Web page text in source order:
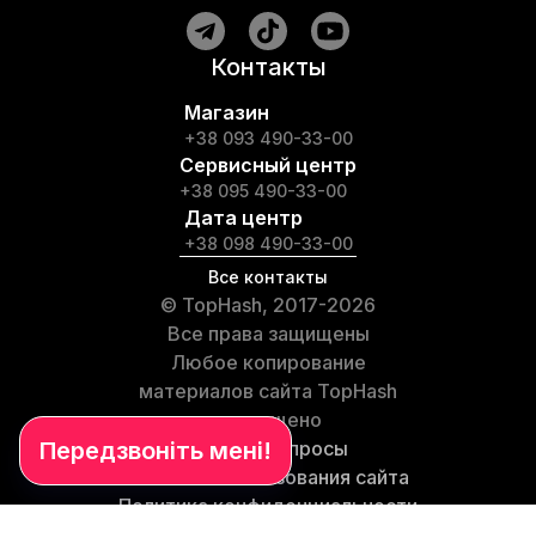
Контакты
Магазин
+38 093 490-33-00
Сервисный центр
+38 095 490-33-00
Дата центр
+38 098 490-33-00
Все контакты
© TopHash, 2017-2026
Все права защищены
Любое копирование
материалов сайта TopHash
запрещено
Частые вопросы
Условия использования сайта
Политика конфиденциальности